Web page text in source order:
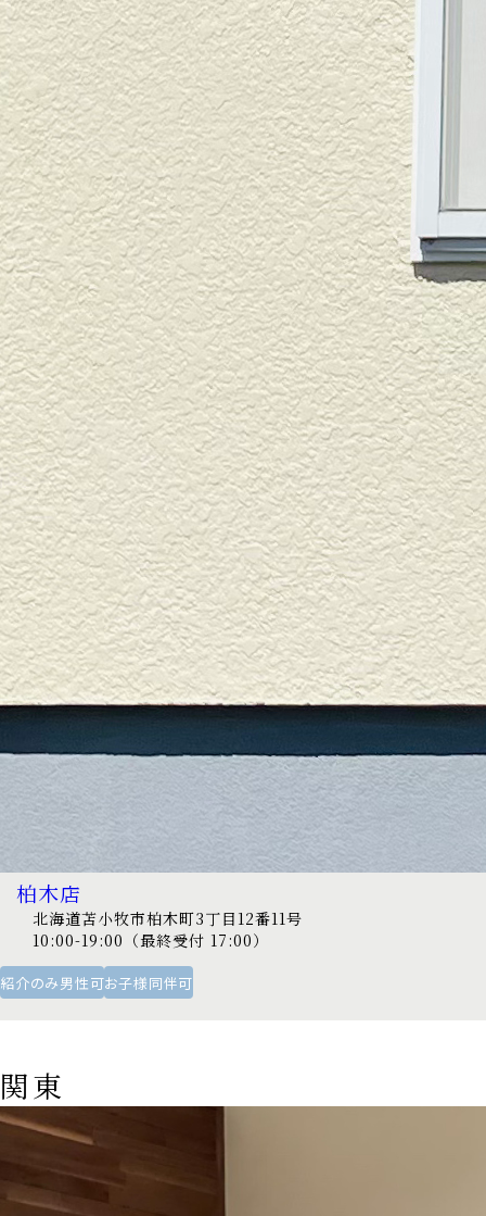
柏木店
北海道苫小牧市柏木町3丁目12番11号
10:00-19:00（最終受付 17:00）
紹介のみ男性可お子様同伴可
関東